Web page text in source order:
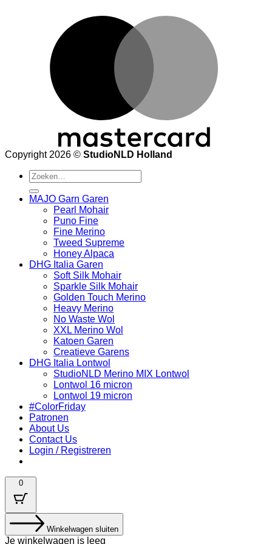
Copyright 2026 © StudioNLD Holland
Zoeken
naar:
MAJO Garn Garen
Pearl Mohair
Puno Fine
Fine Merino
Tweed Supreme
Honey Alpaca
DHG Italia Garen
Soft Silk Mohair
Sparkle Silk Mohair
Golden Touch Merino
Heavy Merino
No Waste Wol
XXL Merino Wol
Katoen Garen
Creatieve Garens
DHG Italia Lontwol
StudioNLD Merino MIX Lontwol
Lontwol 16 micron
Lontwol 19 micron
#ColorFriday
Patronen
About Us
Contact Us
Login / Registreren
0
Winkelwagen sluiten
Je winkelwagen is leeg